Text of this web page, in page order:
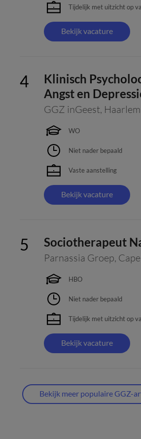
Tijdelijk met uitzicht op
Bekijk vacature
Klinisch
Angst en
GGZ inGeest, Haarlem
WO
Niet nader bepaald
Vaste aanstelling
Bekijk vacature
Sociotherapeut
Parnassia Groep,
HBO
Niet nader bepaald
Tijdelijk met uitzicht op
Bekijk vacature
Bekijk meer populaire GGZ-